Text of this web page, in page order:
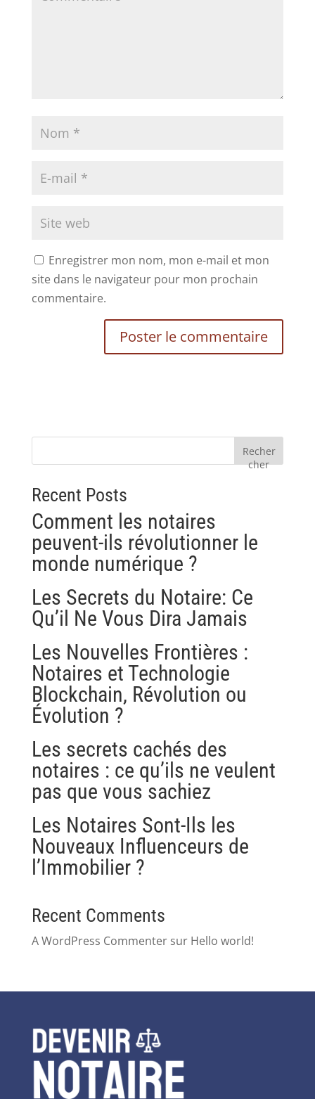
Enregistrer mon nom, mon e-mail et mon
site dans le navigateur pour mon prochain
commentaire.
Recher
cher
Recent Posts
Comment les notaires
peuvent-ils révolutionner le
monde numérique ?
Les Secrets du Notaire: Ce
Qu’il Ne Vous Dira Jamais
Les Nouvelles Frontières :
Notaires et Technologie
Blockchain, Révolution ou
Évolution ?
Les secrets cachés des
notaires : ce qu’ils ne veulent
pas que vous sachiez
Les Notaires Sont-Ils les
Nouveaux Influenceurs de
l’Immobilier ?
Recent Comments
A WordPress Commentersur Hello world!